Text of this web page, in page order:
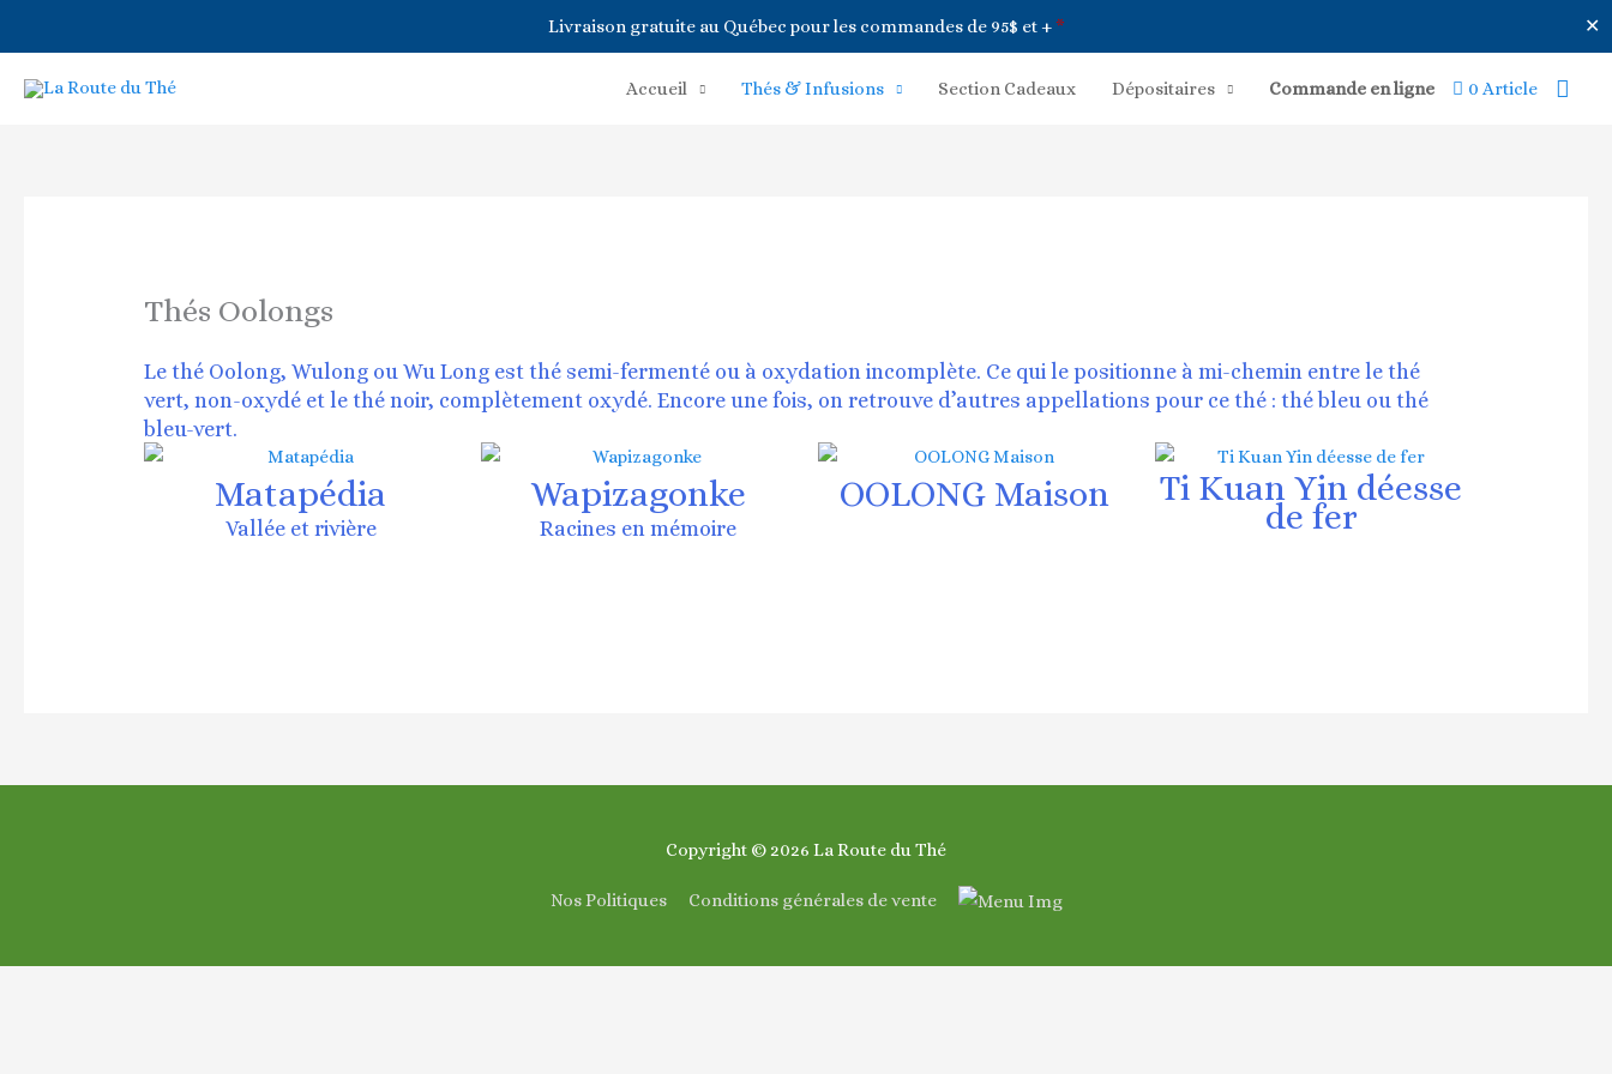
Livraison gratuite au Québec pour les commandes de 95$ et +* ✕
Accueil Thés & Infusions Section Cadeaux Dépositaires Commande en ligne 0 Article
Thés Oolongs
Le thé Oolong, Wulong ou Wu Long est thé semi-fermenté ou à oxydation incomplète. Ce qui le positionne à mi-chemin entre le thé
vert, non-oxydé et le thé noir, complètement oxydé. Encore une fois, on retrouve d’autres appellations pour ce thé : thé bleu ou thé
bleu-vert.
Matapédia
Vallée et rivière
Wapizagonke
Racines en mémoire
OOLONG Maison Ti Kuan Yin déesse
de fer
Copyright © 2026 La Route du Thé
Nos Politiques Conditions générales de vente